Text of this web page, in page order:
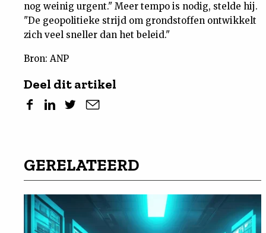
nog weinig urgent." Meer tempo is nodig, stelde hij.
"De geopolitieke strijd om grondstoffen ontwikkelt
zich veel sneller dan het beleid."
Bron: ANP
Deel dit artikel
GERELATEERD